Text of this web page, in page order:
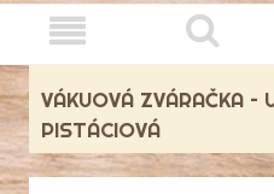
VÁKUOVÁ ZVÁRAČKA –
PISTÁCIOVÁ